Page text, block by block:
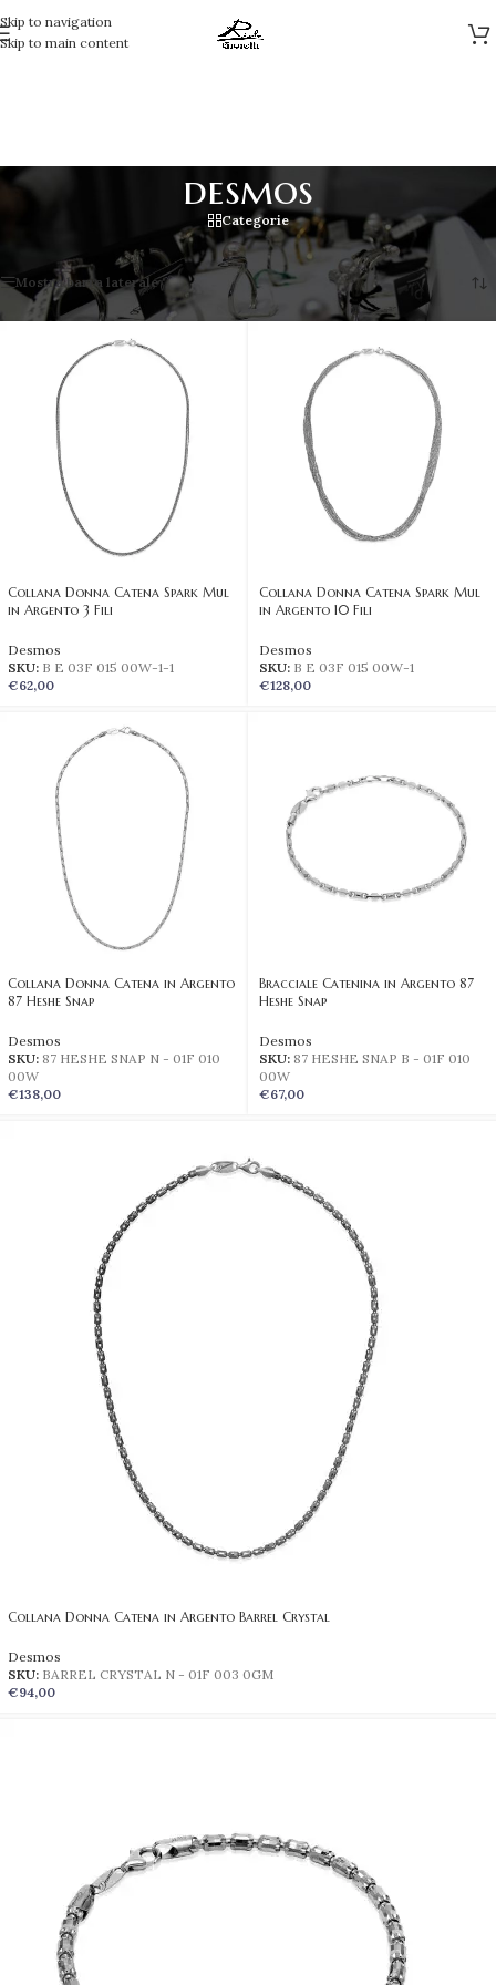
Skip to navigation
Skip to main content
desmos
Categorie
Visualizzazione di 12 risultati
Mostra barra laterale
Collana Donna Catena Spark Mul
in Argento 3 Fili
Desmos
SKU: B E 03F 015 00W-1-1
€62,00
Collana Donna Catena Spark Mul
in Argento 10 Fili
Desmos
SKU: B E 03F 015 00W-1
€128,00
Collana Donna Catena in Argento
87 Heshe Snap
Desmos
SKU: 87 HESHE SNAP N - 01F 010
00W
€138,00
Bracciale Catenina in Argento 87
Heshe Snap
Desmos
SKU: 87 HESHE SNAP B - 01F 010
00W
€67,00
Collana Donna Catena in Argento Barrel Crystal
Desmos
SKU: BARREL CRYSTAL N - 01F 003 0GM
€94,00